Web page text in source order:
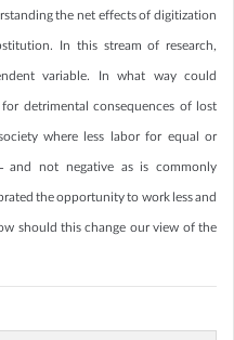
the net effects of digitization
In this stream of research,
variable. In what way could
detrimental consequences of lost
where less labor for equal or
and not negative as is commonly
the opportunity to work less and
should this change our view of the